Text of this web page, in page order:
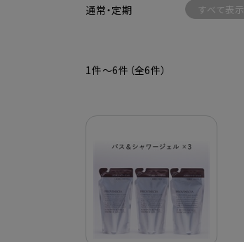
通常・定期 すべて表示
1件～6件（全6件）